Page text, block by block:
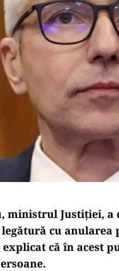
ministrul Justiției,
cu
că în acest